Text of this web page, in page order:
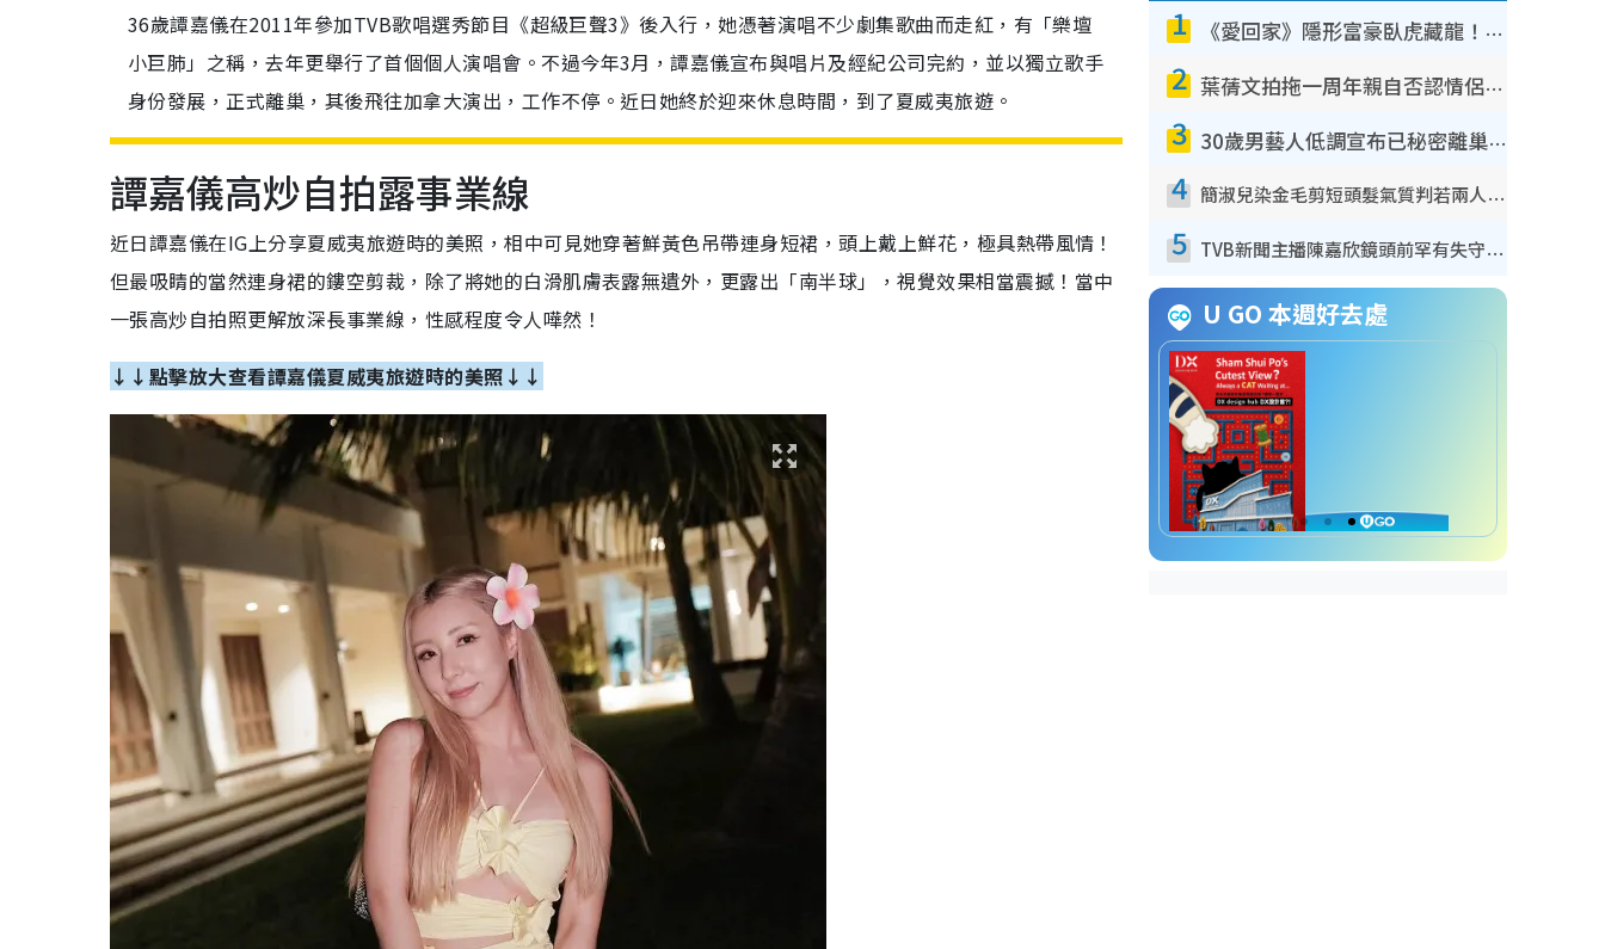
36歲譚嘉儀在2011年參加TVB歌唱選秀節目《超級巨聲3》後入行，她憑著演唱不少劇集歌曲而走紅，有「樂壇
小巨肺」之稱，去年更舉行了首個個人演唱會。不過今年3月，譚嘉儀宣布與唱片及經紀公司完約，並以獨立歌手
身份發展，正式離巢，其後飛往加拿大演出，工作不停。近日她終於迎來休息時間，到了夏威夷旅遊。
譚嘉儀高炒自拍露事業線
近日譚嘉儀在IG上分享夏威夷旅遊時的美照，相中可見她穿著鮮黃色吊帶連身短裙，頭上戴上鮮花，極具熱帶風情！
但最吸睛的當然連身裙的鏤空剪裁，除了將她的白滑肌膚表露無遺外，更露出「南半球」，視覺效果相當震撼！當中
一張高炒自拍照更解放深長事業線，性感程度令人嘩然！
↓↓點擊放大查看譚嘉儀夏威夷旅遊時的美照↓↓
1 《愛回家》隱形富豪臥虎藏龍！盤點12位財氣逼人的有錢藝人：呢位靚女3億身家唔憂做
2 葉蒨文拍拖一周年親自否認情侶關係？！被質疑感情造假竟稱GM「普通同事」
3 30歲男藝人低調宣布已秘密離巢！人氣急跌變失蹤人口︰「這幾年過得並不容易」
4 簡淑兒染金毛剪短頭髮氣質判若兩人！嚇壞老公麥大力都認唔出：「你做咩事？」
5 TVB新聞主播陳嘉欣鏡頭前罕有失守！遭林超英一句說話突襲嚇親當場大笑
U GO 本週好去處